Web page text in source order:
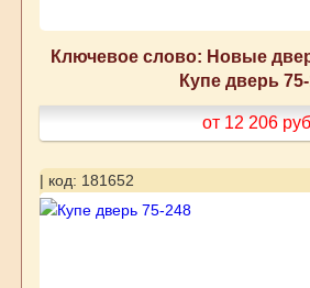
Ключевое слово: Новые
Купе дверь
от 12 206
| код: 181652